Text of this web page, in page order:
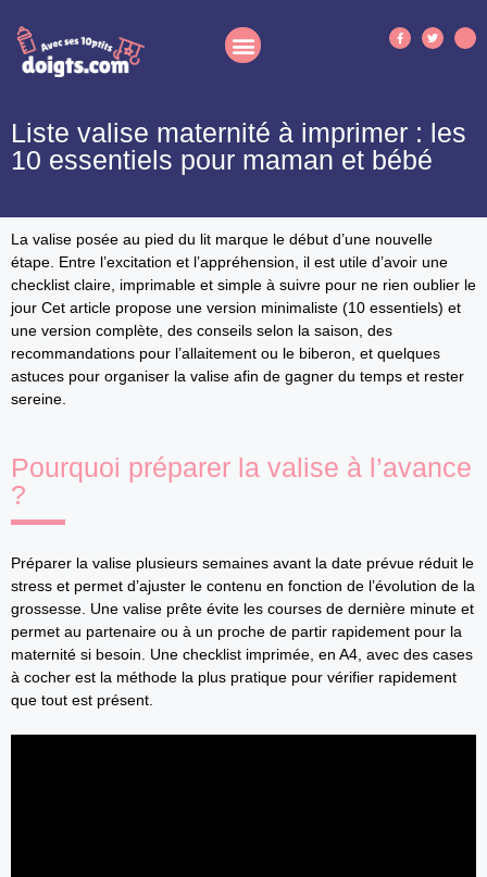
Liste valise maternité à imprimer : les
10 essentiels pour maman et bébé
La valise posée au pied du lit marque le début d’une nouvelle
étape. Entre l’excitation et l’appréhension, il est utile d’avoir une
checklist claire, imprimable et simple à suivre pour ne rien oublier le
jour Cet article propose une version minimaliste (10 essentiels) et
une version complète, des conseils selon la saison, des
recommandations pour l’allaitement ou le biberon, et quelques
astuces pour organiser la valise afin de gagner du temps et rester
sereine.
Pourquoi préparer la valise à l’avance
?
Préparer la valise plusieurs semaines avant la date prévue réduit le
stress et permet d’ajuster le contenu en fonction de l’évolution de la
grossesse. Une valise prête évite les courses de dernière minute et
permet au partenaire ou à un proche de partir rapidement pour la
maternité si besoin. Une checklist imprimée, en A4, avec des cases
à cocher est la méthode la plus pratique pour vérifier rapidement
que tout est présent.